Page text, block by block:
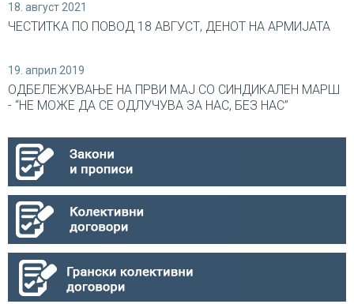
18. август 2021
ЧЕСТИТКА ПО ПОВОД 18 АВГУСТ, ДЕНОТ НА АРМИЈАТА
19. април 2019
ОДБЕЛЕЖУВАЊЕ НА ПРВИ МАЈ СО СИНДИКАЛEН МАРШ
- “НЕ МОЖЕ ДА СЕ ОДЛУЧУВА ЗА НАС, БЕЗ НАС”